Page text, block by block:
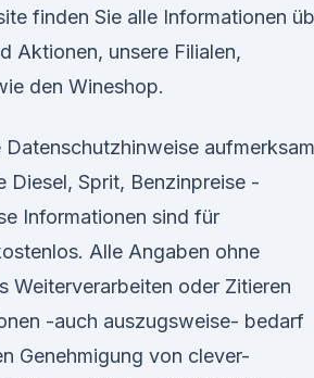
finden Sie alle Informationen
Aktionen, unsere Filialen,
den Wineshop.
aufmerksam
Diesel, Sprit, Benzinpreise -
Informationen sind für
Alle Angaben ohne
Weiterverarbeiten oder Zitieren
-auch auszugsweise- bedarf
Genehmigung von clever-